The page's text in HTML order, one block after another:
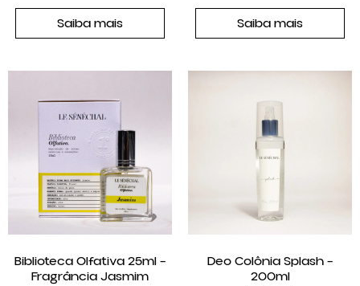
Saiba mais Saiba mais
Biblioteca Olfativa 25ml –
Fragrância Jasmim
Deo Colônia Splash –
200ml